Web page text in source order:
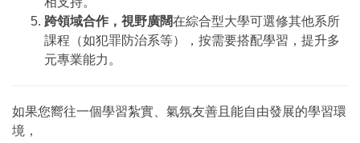
跨領域合作，視野廣闊在綜合型大學可選修其他系所
課程（如犯罪防治系等），按需要搭配學習，提升多
元專業能力。
如果您嚮往一個學習紮實、氣氛友善且能自由發展的學習環
境，